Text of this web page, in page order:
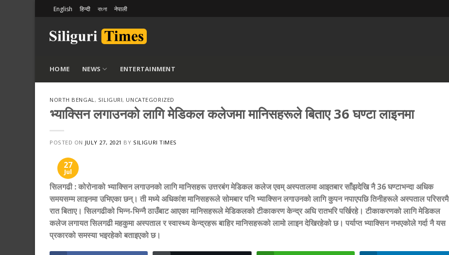
content
English हिन्दी বাংলা नेपाली
HOME NEWS ENTERTAINMENT
NORTH BENGAL, SILIGURI, UNCATEGORIZED
भ्याक्सिन लगाउनको लागि मेडिकल कलेजमा मानिसहरूले बिताए 36 घण्टा लाइनमा
POSTED ON JULY 27, 2021 BY SILIGURI TIMES
27
Jul
सिलगढी:कोरोनाको भ्याक्सिन लगाउनको लागि मानिसहरू उत्तरबंग मेडिकल कलेज एवम् अस्पतालमा आइतबार साँझदेखि नै36घण्टाभन्दा अधिक
समयसम्म लाइनमा उभिएका छन्। ती मध्ये अधिकांश मानिसहरूले सोमबार पनि भ्याक्सिन लगाउनको लागि कुपन नपाएपछि तिनीहरूले अस्पताल परिसरमै
रात बिताए। सिलगढीको भिन्न-भिन्नै ठाउँबाट आएका मानिसहरूले मेडिकलको टीकाकरण केन्द्र अघि रातभरि पर्खिरहे। टीकाकरणको लागि मेडिकल
कलेज लगायत सिलगढी महकुमा अस्पताल र स्वास्थ्य केन्द्रहरू बाहिर मानिसहरूको लामो लाइन देखिरहेको छ। पर्याप्त भ्याक्सिन नभएकोले गर्दा नै यस
प्रकारको समस्या भइरहेको बताइएको छ।